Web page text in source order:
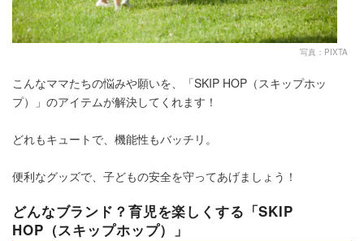
写真：PIXTA
こんなママたちの悩みや願いを、「SKIP HOP（スキップホッ
プ）」のアイテムが解決してくれます！
どれもキュートで、機能性もバッチリ。
便利なグッズで、子どもの安全を守ってあげましょう！
どんなブランド？育児を楽しくする「SKIP
HOP（スキップホップ）」